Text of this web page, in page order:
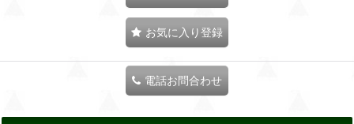
お気に入り登録
電話お問合わせ